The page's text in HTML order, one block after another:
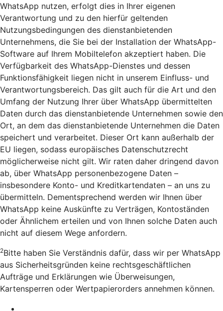
WhatsApp nutzen, erfolgt dies in Ihrer eigenen
Verantwortung und zu den hierfür geltenden
Nutzungsbedingungen des dienstanbietenden
Unternehmens, die Sie bei der Installation der WhatsApp-
Software auf Ihrem Mobiltelefon akzeptiert haben. Die
Verfügbarkeit des WhatsApp-Dienstes und dessen
Funktionsfähigkeit liegen nicht in unserem Einfluss- und
Verantwortungsbereich. Das gilt auch für die Art und den
Umfang der Nutzung Ihrer über WhatsApp übermittelten
Daten durch das dienstanbietende Unternehmen sowie den
Ort, an dem das dienstanbietende Unternehmen die Daten
speichert und verarbeitet. Dieser Ort kann außerhalb der
EU liegen, sodass europäisches Datenschutzrecht
möglicherweise nicht gilt. Wir raten daher dringend davon
ab, über WhatsApp personenbezogene Daten –
insbesondere Konto- und Kreditkartendaten – an uns zu
übermitteln. Dementsprechend werden wir Ihnen über
WhatsApp keine Auskünfte zu Verträgen, Kontoständen
oder Ähnlichem erteilen und von Ihnen solche Daten auch
nicht auf diesem Wege anfordern.
2Bitte haben Sie Verständnis dafür, dass wir per WhatsApp
aus Sicherheitsgründen keine rechtsgeschäftlichen
Aufträge und Erklärungen wie Überweisungen,
Kartensperren oder Wertpapierorders annehmen können.